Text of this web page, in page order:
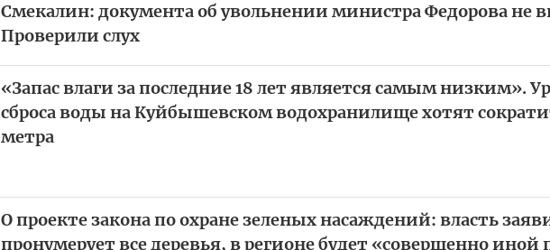
Смекалин: документа об увольнении министра Федорова не
Проверили слух
«Запас влаги за последние 18 лет является самым низким».
сброса воды на Куйбышевском водохранилище хотят
метра
О проекте закона по охране зеленых насаждений: власть
пронумерует все деревья, в регионе будет «совершенно иной